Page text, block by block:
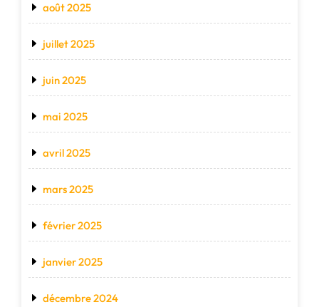
août 2025
juillet 2025
juin 2025
mai 2025
avril 2025
mars 2025
février 2025
janvier 2025
décembre 2024